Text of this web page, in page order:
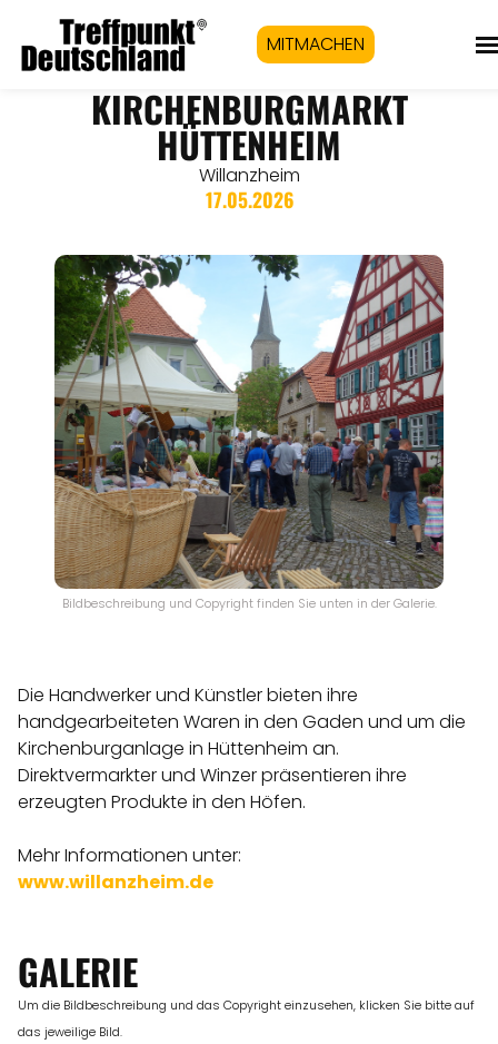
MITMACHEN
KIRCHENBURGMARKT
HÜTTENHEIM
Willanzheim
17.05.2026
Bildbeschreibung und Copyright finden Sie unten in der Galerie.
Die Handwerker und Künstler bieten ihre
handgearbeiteten Waren in den Gaden und um die
Kirchenburganlage in Hüttenheim an.
Direktvermarkter und Winzer präsentieren ihre
erzeugten Produkte in den Höfen.
Mehr Informationen unter:
www.willanzheim.de
GALERIE
Um die Bildbeschreibung und das Copyright einzusehen, klicken Sie bitte auf
das jeweilige Bild.